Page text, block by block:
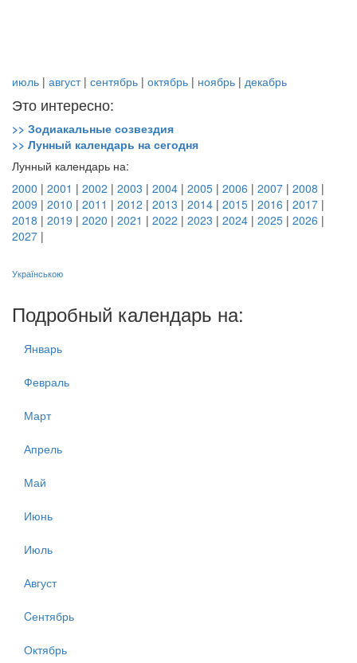
июль | август| сентябрь | октябрь | ноябрь | декабрь
Это интересно:
>> Зодиакальные созвездия
>> Лунный календарь на сегодня
Лунный календарь на:
2000 | 2001 | 2002 | 2003 | 2004 | 2005 | 2006 | 2007 | 2008 |
2009 | 2010 | 2011 | 2012 | 2013 | 2014 | 2015 | 2016 | 2017 |
2018 | 2019 | 2020 | 2021 | 2022 | 2023 | 2024 | 2025 | 2026 |
2027 |
Українською
Подробный календарь на:
Январь
Февраль
Март
Апрель
Май
Июнь
Июль
Август
Cентябрь
Октябрь